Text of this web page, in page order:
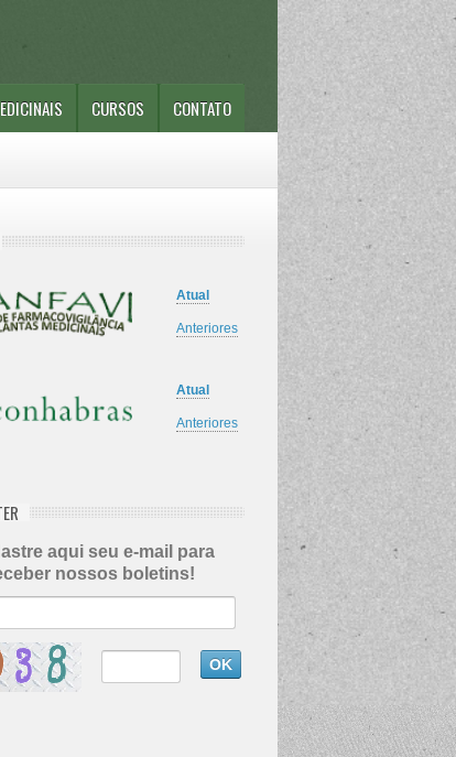
CURSOS CONTATO
Atual
Anteriores
Atual
Anteriores
aqui seu e-mail para
nossos boletins!